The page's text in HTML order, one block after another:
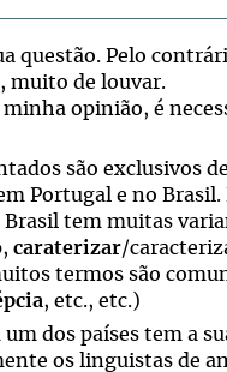
questão. Pelo
muito de louvar.
opinião, é
são exclusivos
Portugal e no
tem muitas
, caraterizar/
termos são
, etc., etc.)
um dos países tem a
os linguistas de